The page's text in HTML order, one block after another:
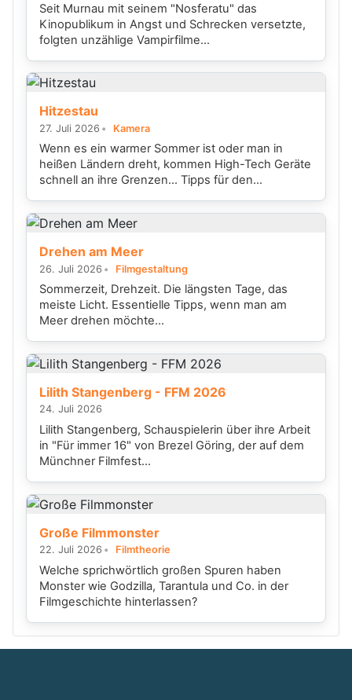
Seit Murnau mit seinem "Nosferatu" das
Kinopublikum in Angst und Schrecken versetzte,
folgten unzählige Vampirfilme...
Hitzestau
27. Juli 2026 Kamera
Wenn es ein warmer Sommer ist oder man in
heißen Ländern dreht, kommen High-Tech Geräte
schnell an ihre Grenzen... Tipps für den...
Drehen am Meer
26. Juli 2026 Filmgestaltung
Sommerzeit, Drehzeit. Die längsten Tage, das
meiste Licht. Essentielle Tipps, wenn man am
Meer drehen möchte...
Lilith Stangenberg - FFM 2026
24. Juli 2026
Lilith Stangenberg, Schauspielerin über ihre Arbeit
in "Für immer 16" von Brezel Göring, der auf dem
Münchner Filmfest...
Große Filmmonster
22. Juli 2026 Filmtheorie
Welche sprichwörtlich großen Spuren haben
Monster wie Godzilla, Tarantula und Co. in der
Filmgeschichte hinterlassen?